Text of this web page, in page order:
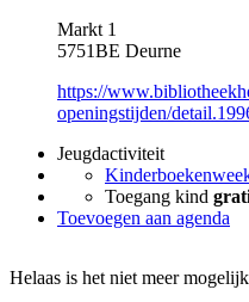
Markt 1
5751BE Deurne
https://
openingstijden/
Jeugdactiviteit
Toegang kind
Toevoegen aan agenda
Helaas is het niet meer